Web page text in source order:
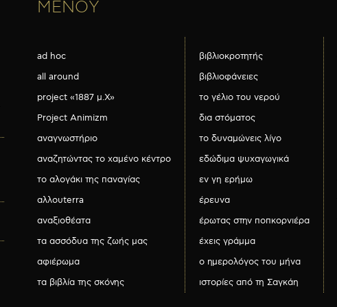
ΜΕΝΟΥ
ad hoc
all around
project «1887 μ.Χ»
Project Animizm
αναγνωστήριο
αναζητώντας το χαμένο κέντρο
το αλογάκι της παναγίας
αλλουterra
αναξιοθέατα
τα ασσόδυα της ζωής μας
αφιέρωμα
τα βιβλία της σκόνης
βιβλιοκροτητής
βιβλιοφάνειες
το γέλιο του νερού
δια στόματος
το δυναμώνεις λίγο
εδώδιμα ψυχαγωγικά
εν γη ερήμω
έρευνα
έρωτας στην ποπκορνιέρα
έχεις γράμμα
ο ημερολόγος του μήνα
ιστορίες από τη Σαγκάη